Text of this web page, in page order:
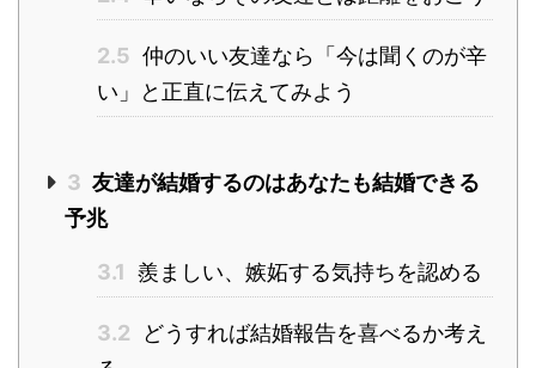
2.5 仲のいい友達なら「今は聞くのが辛
い」と正直に伝えてみよう
3 友達が結婚するのはあなたも結婚できる
予兆
3.1 羨ましい、嫉妬する気持ちを認める
3.2
どうすれば結婚報告を喜べるか考え